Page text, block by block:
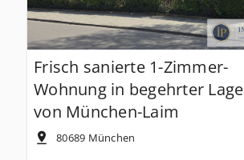
Frisch sanierte 1-Zimmer-
Wohnung in begehrter Lage
von München-Laim
80689 München